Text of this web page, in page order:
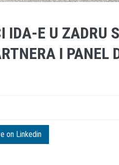
IDA-E U ZADRU
I PANEL
on Linkedin